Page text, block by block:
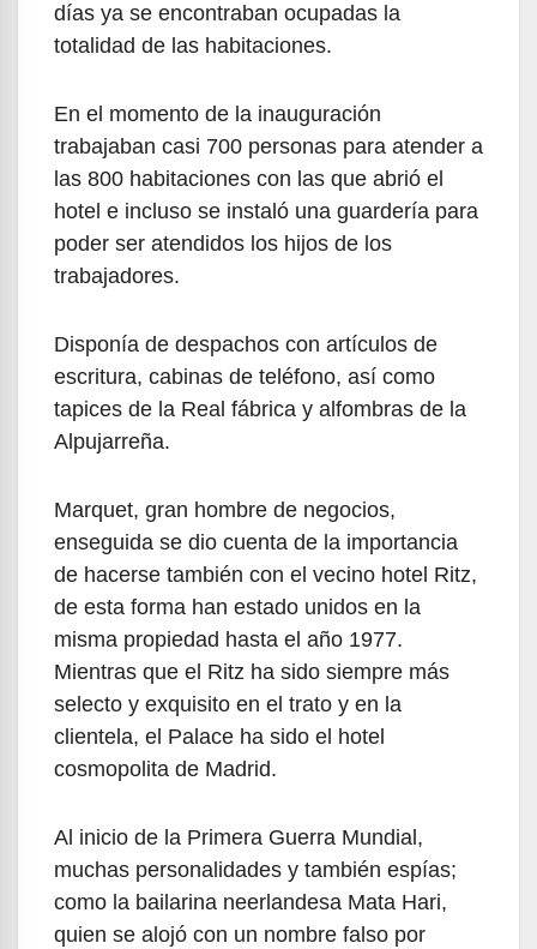
días ya se encontraban ocupadas la
totalidad de las habitaciones.
En el momento de la inauguración
trabajaban casi 700 personas para atender a
las 800 habitaciones con las que abrió el
hotel e incluso se instaló una guardería para
poder ser atendidos los hijos de los
trabajadores.
Disponía de despachos con artículos de
escritura, cabinas de teléfono, así como
tapices de la Real fábrica y alfombras de la
Alpujarreña.
Marquet, gran hombre de negocios,
enseguida se dio cuenta de la importancia
de hacerse también con el vecino hotel Ritz,
de esta forma han estado unidos en la
misma propiedad hasta el año 1977.
Mientras que el Ritz ha sido siempre más
selecto y exquisito en el trato y en la
clientela, el Palace ha sido el hotel
cosmopolita de Madrid.
Al inicio de la Primera Guerra Mundial,
muchas personalidades y también espías;
como la bailarina neerlandesa Mata Hari,
quien se alojó con un nombre falso por